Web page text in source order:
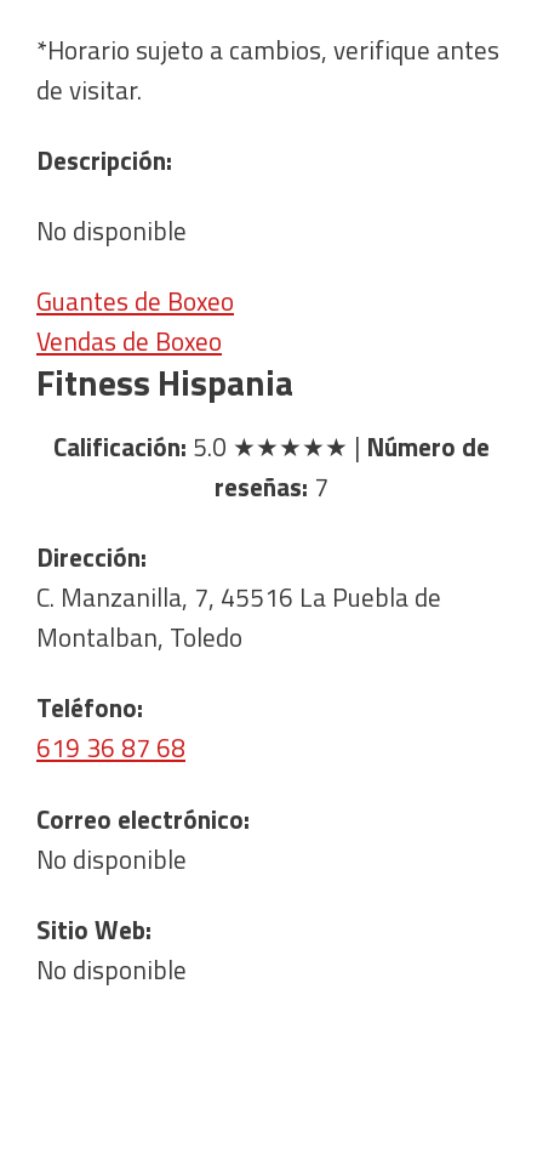
*Horario sujeto a cambios, verifique antes
de visitar.
Descripción:
No disponible
Guantes de Boxeo
Vendas de Boxeo
Fitness Hispania
Calificación: 5.0 ★★★★★ | Número de
reseñas: 7
Dirección:
C. Manzanilla, 7, 45516 La Puebla de
Montalban, Toledo
Teléfono:
619 36 87 68
Correo electrónico:
No disponible
Sitio Web:
No disponible